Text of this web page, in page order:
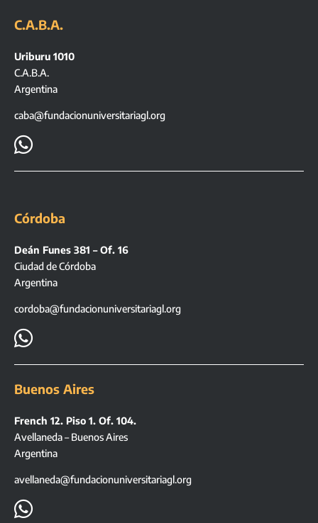
C.A.B.A.
Uriburu 1010
C.A.B.A.
Argentina
caba@fundacionuniversitariagl.org

Córdoba
Deán Funes 381 – Of. 16
Ciudad de Córdoba
Argentina
cordoba@fundacionuniversitariagl.org

Buenos Aires
French 12. Piso 1. Of. 104.
Avellaneda – Buenos Aires
Argentina
avellaneda@fundacionuniversitariagl.org
